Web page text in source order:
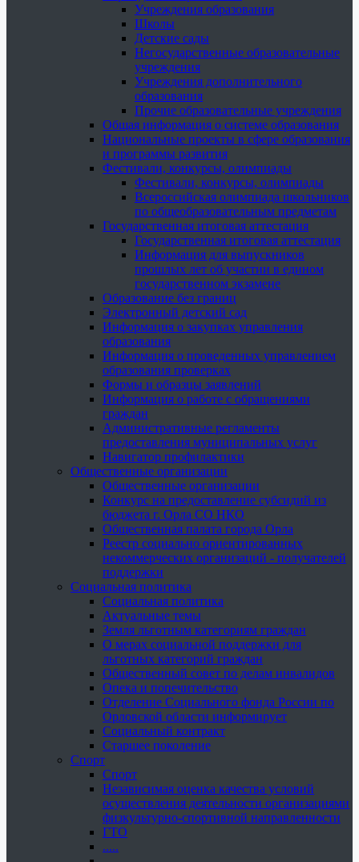
Учреждения образования
Школы
Детские сады
Негосударственные образовательные
учреждения
Учреждения дополнительного
образования
Прочие образовательные учреждения
Общая информация о системе образования
Национальные проекты в сфере образования
и программы развития
Фестивали, конкурсы, олимпиады
Фестивали, конкурсы, олимпиады
Всероссийская олимпиада школьников
по общеобразовательным предметам
Государственная итоговая аттестация
Государственная итоговая аттестация
Информация для выпускников
прошлых лет об участии в едином
государственном экзамене
Образование без границ
Электронный детский сад
Информация о закупках управления
образования
Информация о проведенных управлением
образования проверках
Формы и образцы заявлений
Информация о работе с обращениями
граждан
Административные регламенты
предоставления муниципальных услуг
Навигатор профилактики
Общественные организации
Общественные организации
Конкурс на предоставление субсидий из
бюджета г. Орла СО НКО
Общественная палата города Орла
Реестр социально ориентированных
некоммерческих организаций - получателей
поддержки
Социальная политика
Социальная политика
Актуальные темы
Земля льготным категориям граждан
О мерах социальной поддержки для
льготных категорий граждан
Общественный совет по делам инвалидов
Опека и попечительство
Отделение Социального фонда России по
Орловской области информирует
Социальный контракт
Старшее поколение
Спорт
Спорт
Независимая оценка качества условий
осуществления деятельности организациями
физкультурно-спортивной направленности
ГТО
.....